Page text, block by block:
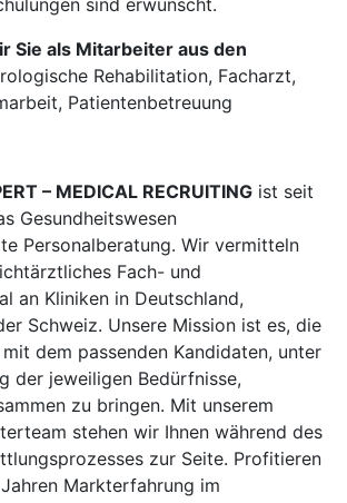
sind erwünscht.
Sie als Mitarbeiter aus den
Rehabilitation, Facharzt,
Patientenbetreuung
– MEDICAL RECRUITING ist seit
Gesundheitswesen
Personalberatung. Wir vermitteln
Fach- und
an Kliniken in Deutschland,
Schweiz. Unsere Mission ist es, die
dem passenden Kandidaten, unter
der jeweiligen Bedürfnisse,
zu bringen. Mit unserem
stehen wir Ihnen während des
zur Seite. Profitieren
Markterfahrung im